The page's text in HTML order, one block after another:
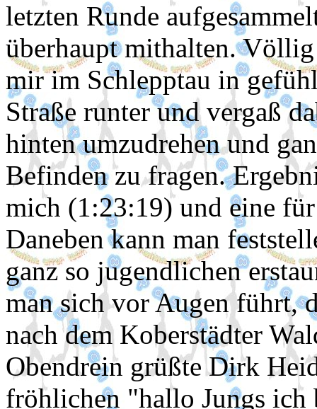
letzten Runde
überhaupt mithalten.
mir im Schlepptau in
Straße runter und vergaß
hinten umzudrehen und
Befinden zu fragen.
mich (1:23:19) und eine
Daneben kann man
ganz so jugendlichen
man sich vor Augen führt,
nach dem Koberstädter
Obendrein grüßte Dirk
fröhlichen "hallo Jungs